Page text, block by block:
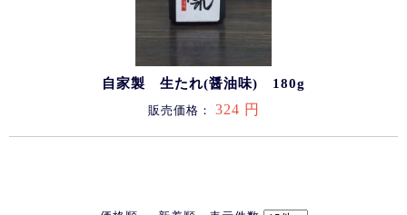
自家製 生たれ(醤油味) 180g
販売価格： 324 円